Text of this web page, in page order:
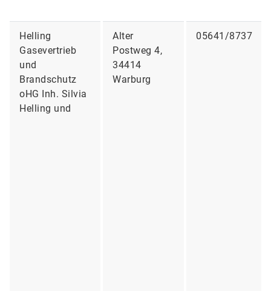
Helling
Gasevertrieb
und
Brandschutz
oHG Inh. Silvia
Helling und
Alter
Postweg 4,
34414
Warburg
05641/8737